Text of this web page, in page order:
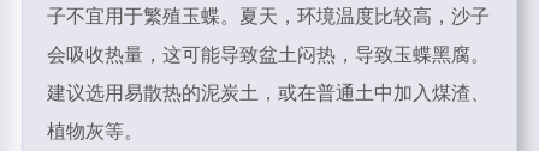
子不宜用于繁殖玉蝶。夏天，环境温度比较高，沙子
会吸收热量，这可能导致盆土闷热，导致玉蝶黑腐。
建议选用易散热的泥炭土，或在普通土中加入煤渣、
植物灰等。